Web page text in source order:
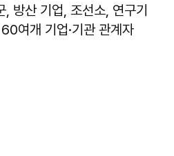
방산 기업, 조선소, 연구기
여개 기업·기관 관계자